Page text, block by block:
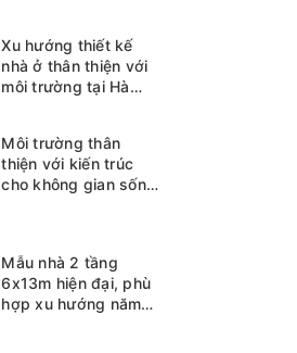
Xu hướng thiết kế
nhà ở thân thiện với
môi trường tại Hà
Môi trường thân
thiện với kiến trúc
cho không gian sống
Mẫu nhà 2 tầng
6x13m hiện đại, phù
hợp xu hướng năm